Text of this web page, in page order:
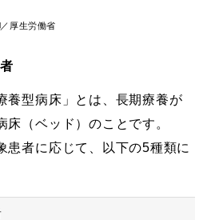
／厚生労働省
養型病床」とは、長期療養が
床（ベッド）のことです。
患者に応じて、以下の5種類に